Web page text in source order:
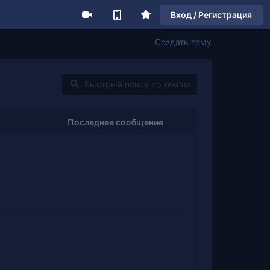
Вход / Регистрация
Создать тему
Последнее сообщение